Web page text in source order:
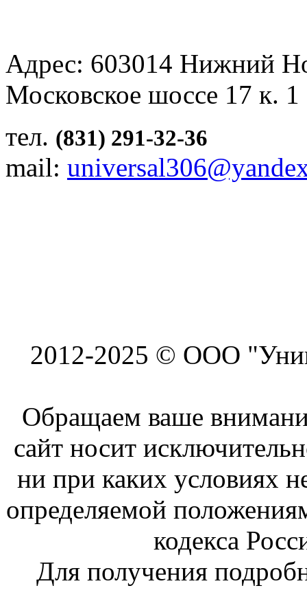
Адрес: 603014 Нижний
Московское шоссе 17 к.
тел. (831) 291-32-36
mail:
2012-2025 © ООО
Обращаем ваше
сайт носит
ни при каких условиях
определяемой
кодекса
Для получения